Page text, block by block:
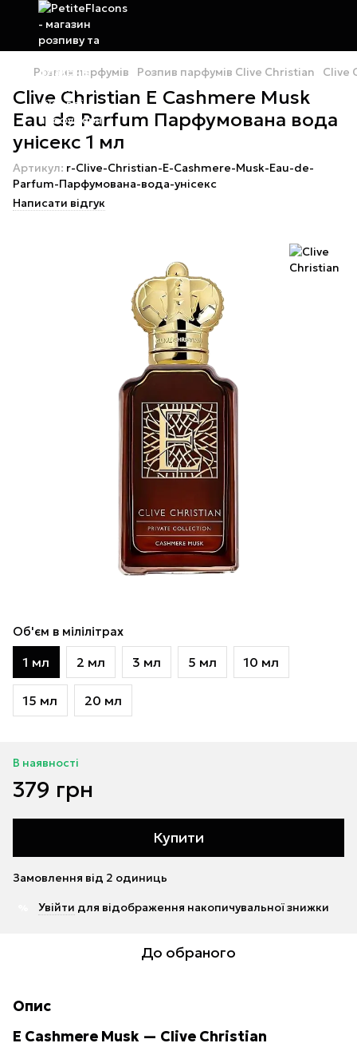
Розпив парфумів Розпив парфумів Clive Christian Clive
Clive Christian E Cashmere Musk
Eau de Parfum Парфумована вода
унісекс 1 мл
Артикул: r-Clive-Christian-E-Cashmere-Musk-Eau-de-
Parfum-Парфумована-вода-унісекс
Написати відгук
Об'єм в мілілітрах
1 мл 2 мл 3 мл 5 мл 10 мл
15 мл 20 мл
В наявності
379 грн
Купити
Замовлення від 2 одиниць
Увійти для відображення накопичувальної знижки
До обраного
Опис
E Cashmere Musk — Clive Christian